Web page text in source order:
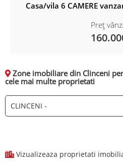
Casa/vila 6 CAMERE
Preț
Zone imobiliare din Clinceni
cele mai multe proprietati
CLINCENI -
Vizualizeaza proprietati